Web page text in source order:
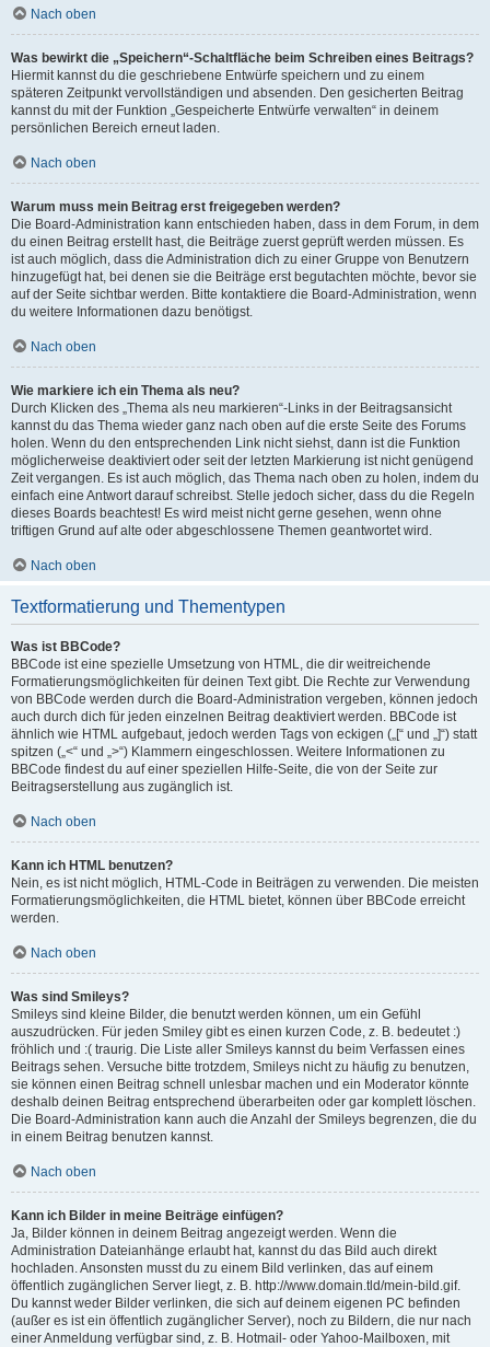
Nach oben
Was bewirkt die „Speichern“-Schaltfläche beim Schreiben eines Beitrags?
Hiermit kannst du die geschriebene Entwürfe speichern und zu einem
späteren Zeitpunkt vervollständigen und absenden. Den gesicherten Beitrag
kannst du mit der Funktion „Gespeicherte Entwürfe verwalten“ in deinem
persönlichen Bereich erneut laden.
Nach oben
Warum muss mein Beitrag erst freigegeben werden?
Die Board-Administration kann entschieden haben, dass in dem Forum, in dem
du einen Beitrag erstellt hast, die Beiträge zuerst geprüft werden müssen. Es
ist auch möglich, dass die Administration dich zu einer Gruppe von Benutzern
hinzugefügt hat, bei denen sie die Beiträge erst begutachten möchte, bevor sie
auf der Seite sichtbar werden. Bitte kontaktiere die Board-Administration, wenn
du weitere Informationen dazu benötigst.
Nach oben
Wie markiere ich ein Thema als neu?
Durch Klicken des „Thema als neu markieren“-Links in der Beitragsansicht
kannst du das Thema wieder ganz nach oben auf die erste Seite des Forums
holen. Wenn du den entsprechenden Link nicht siehst, dann ist die Funktion
möglicherweise deaktiviert oder seit der letzten Markierung ist nicht genügend
Zeit vergangen. Es ist auch möglich, das Thema nach oben zu holen, indem du
einfach eine Antwort darauf schreibst. Stelle jedoch sicher, dass du die Regeln
dieses Boards beachtest! Es wird meist nicht gerne gesehen, wenn ohne
triftigen Grund auf alte oder abgeschlossene Themen geantwortet wird.
Nach oben
Textformatierung und Thementypen
Was ist BBCode?
BBCode ist eine spezielle Umsetzung von HTML, die dir weitreichende
Formatierungsmöglichkeiten für deinen Text gibt. Die Rechte zur Verwendung
von BBCode werden durch die Board-Administration vergeben, können jedoch
auch durch dich für jeden einzelnen Beitrag deaktiviert werden. BBCode ist
ähnlich wie HTML aufgebaut, jedoch werden Tags von eckigen („[“ und „]“) statt
spitzen („<“ und „>“) Klammern eingeschlossen. Weitere Informationen zu
BBCode findest du auf einer speziellen Hilfe-Seite, die von der Seite zur
Beitragserstellung aus zugänglich ist.
Nach oben
Kann ich HTML benutzen?
Nein, es ist nicht möglich, HTML-Code in Beiträgen zu verwenden. Die meisten
Formatierungsmöglichkeiten, die HTML bietet, können über BBCode erreicht
werden.
Nach oben
Was sind Smileys?
Smileys sind kleine Bilder, die benutzt werden können, um ein Gefühl
auszudrücken. Für jeden Smiley gibt es einen kurzen Code, z. B. bedeutet :)
fröhlich und :( traurig. Die Liste aller Smileys kannst du beim Verfassen eines
Beitrags sehen. Versuche bitte trotzdem, Smileys nicht zu häufig zu benutzen,
sie können einen Beitrag schnell unlesbar machen und ein Moderator könnte
deshalb deinen Beitrag entsprechend überarbeiten oder gar komplett löschen.
Die Board-Administration kann auch die Anzahl der Smileys begrenzen, die du
in einem Beitrag benutzen kannst.
Nach oben
Kann ich Bilder in meine Beiträge einfügen?
Ja, Bilder können in deinem Beitrag angezeigt werden. Wenn die
Administration Dateianhänge erlaubt hat, kannst du das Bild auch direkt
hochladen. Ansonsten musst du zu einem Bild verlinken, das auf einem
öffentlich zugänglichen Server liegt, z. B. http://www.domain.tld/mein-bild.gif.
Du kannst weder Bilder verlinken, die sich auf deinem eigenen PC befinden
(außer es ist ein öffentlich zugänglicher Server), noch zu Bildern, die nur nach
einer Anmeldung verfügbar sind, z. B. Hotmail- oder Yahoo-Mailboxen, mit